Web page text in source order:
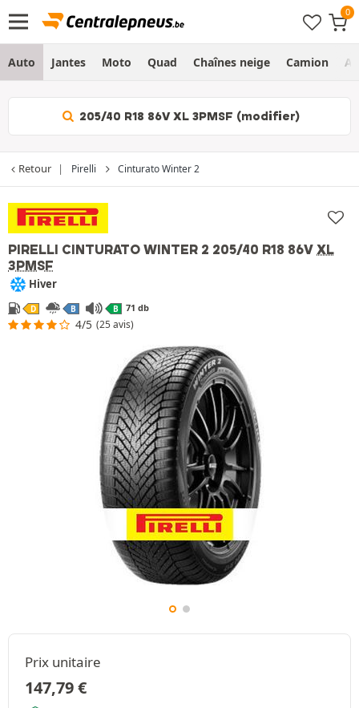
Auto Jantes Moto Quad Chaînes neige Camion
205/40 R18 86V XL 3PMSF (modifier)
Retour Pirelli Cinturato Winter 2
PIRELLI CINTURATO WINTER 2 205/40 R18 86V XL
3PMSF
Hiver
D B B 71 db
4/5 (25 avis)
Prix unitaire
147,79€